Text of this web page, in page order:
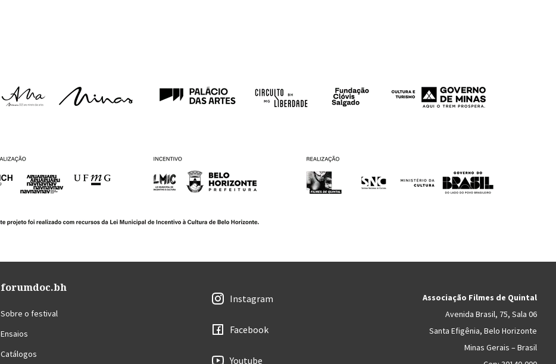
forumdoc.bh
Sobre o festival
Ensaios
Catálogos
Instagram
Facebook
Youtube
Associação Filmes de Quintal
Avenida Brasil, 75, Sala 06
Santa Efigênia, Belo Horizonte
Minas Gerais – Brasil